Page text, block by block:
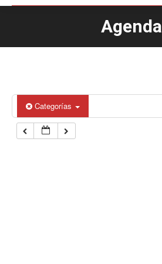
Agenda
Estás aquí:
Categorías